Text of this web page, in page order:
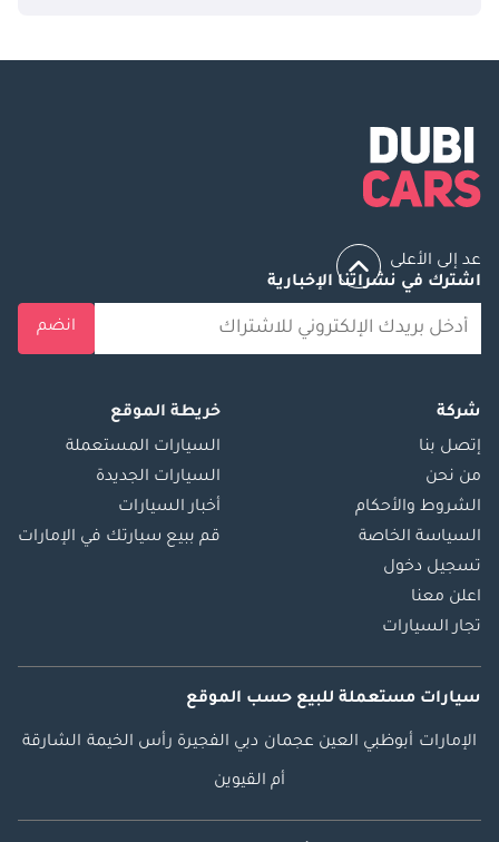
عد إلى الأعلى
اشترك في نشراتنا الإخبارية
انضم
شركة
إتصل بنا
من نحن
الشروط والأحكام
السياسة الخاصة
تسجيل دخول
اعلن معنا
تجار السيارات
خريطة الموقع
السيارات المستعملة
السيارات الجديدة
أخبار السيارات
قم ببيع سيارتك في الإمارات
سيارات مستعملة للبيع حسب الموقع
الإمارات أبوظبي العين عجمان دبي الفجيرة رأس الخيمة الشارقة
أم القيوين